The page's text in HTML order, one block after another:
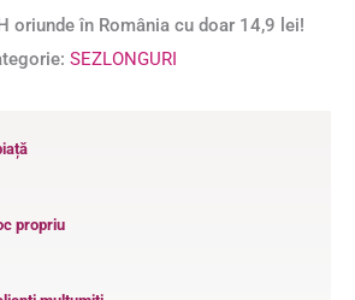
oriunde în România cu doar 14,9 lei!
SEZLONGURI
propriu